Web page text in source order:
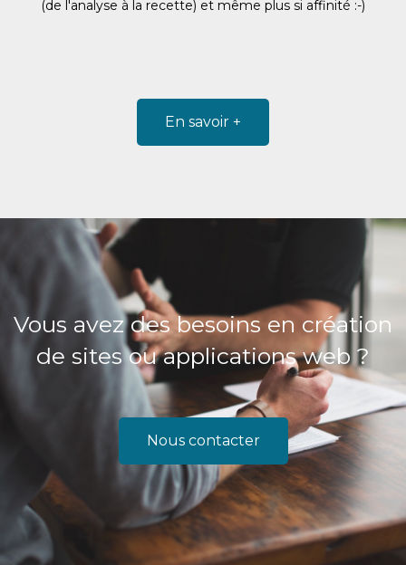
(de l'analyse à la recette) et même plus si affinité :-)
En savoir +
Vous avez des besoins en création
de sites ou applications web ?
Nous contacter